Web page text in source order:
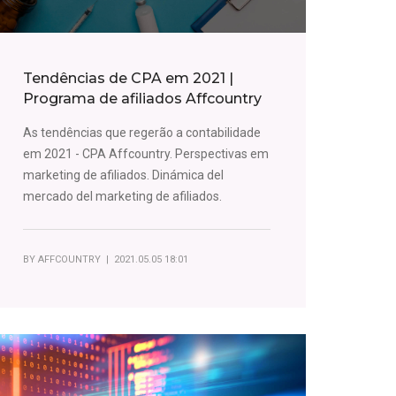
Tendências de CPA em 2021 |
Programa de afiliados Affcountry
As tendências que regerão a contabilidade
em 2021 - CPA Affcountry. Perspectivas em
marketing de afiliados. Dinámica del
mercado del marketing de afiliados.
BY AFFCOUNTRY | 2021.05.05 18:01